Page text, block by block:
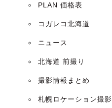
PLAN 価格表
コガレコ北海道
ニュース
北海道 前撮り
撮影情報まとめ
札幌ロケーション撮影